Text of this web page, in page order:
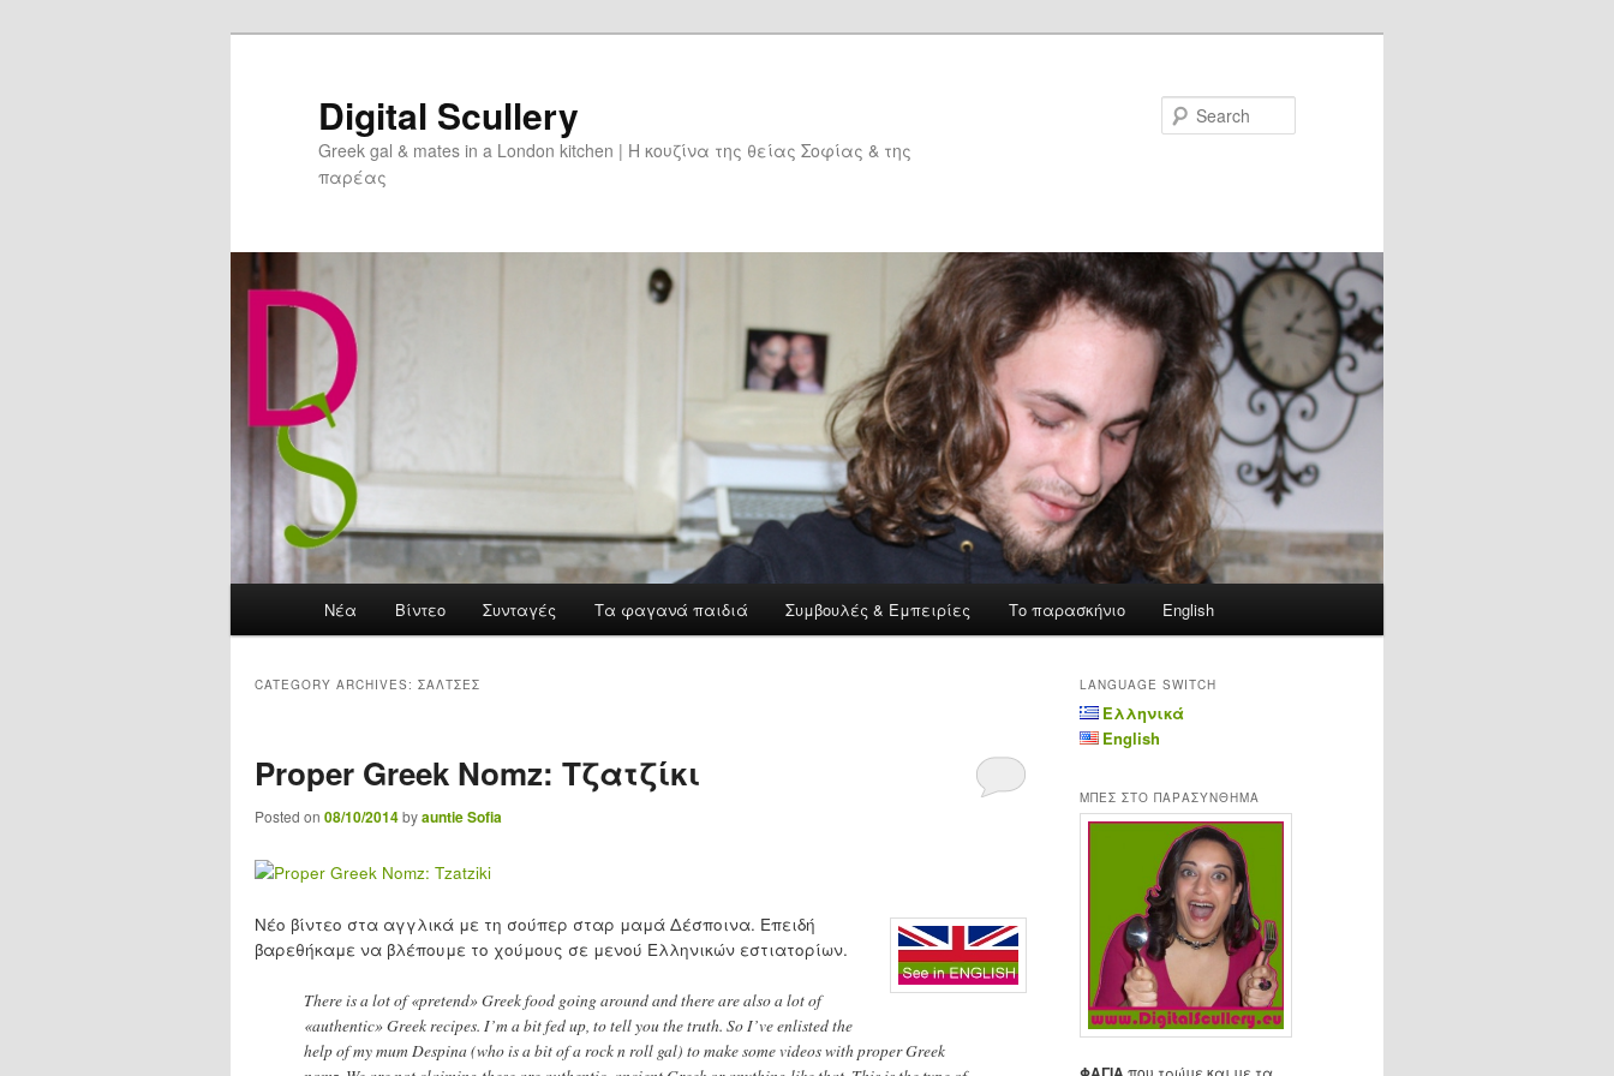
Digital Scullery
Greek gal & mates in a London kitchen | Η κουζίνα της θείας Σοφίας & της
παρέας
Skip to primary content
Skip to secondary content
Νέα Βίντεο Συνταγές Τα φαγανά παιδιά Συμβουλές & Εμπειρίες Το παρασκήνιο English
CATEGORY ARCHIVES: ΣΆΛΤΣΕΣ
Proper Greek Nomz: Tζατζίκι
Posted on 08/10/2014byauntie Sofia
Νέο βίντεο στα αγγλικά με τη σούπερ σταρ μαμά Δέσποινα. Επειδή
βαρεθήκαμε να βλέπουμε το χούμους σε μενού Ελληνικών εστιατορίων.
There is a lot of «pretend» Greek food going around and there are also a lot of
«authentic» Greek recipes. I’m a bit fed up, to tell you the truth. So I’ve enlisted the
help of my mum Despina (who is a bit of a rock n roll gal) to make some videos with proper Greek
LANGUAGE SWITCH
Ελληνικά
English
ΜΠΕΣ ΣΤΟ ΠΑΡΑΣΥΝΘΗΜΑ
που τρώμε και με τα